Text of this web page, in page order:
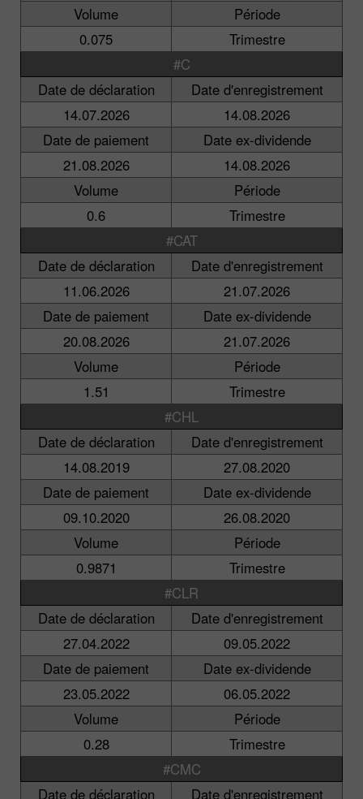
Volume
Période
0.075
Trimestre
#C
Date de déclaration
Date d'enregistrement
14.07.2026
14.08.2026
Date de paiement
Date ex-dividende
21.08.2026
14.08.2026
Volume
Période
0.6
Trimestre
#CAT
Date de déclaration
Date d'enregistrement
11.06.2026
21.07.2026
Date de paiement
Date ex-dividende
20.08.2026
21.07.2026
Volume
Période
1.51
Trimestre
#CHL
Date de déclaration
Date d'enregistrement
14.08.2019
27.08.2020
Date de paiement
Date ex-dividende
09.10.2020
26.08.2020
Volume
Période
0.9871
Trimestre
#CLR
Date de déclaration
Date d'enregistrement
27.04.2022
09.05.2022
Date de paiement
Date ex-dividende
23.05.2022
06.05.2022
Volume
Période
0.28
Trimestre
#CMC
Date de déclaration
Date d'enregistrement